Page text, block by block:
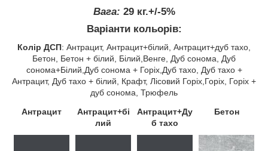
Вага: 29 кг.+/-5%
Варіанти кольорів:
Колір ДСП: Антрацит, Антрацит+білий, Антрацит+дуб тахо,
Бетон, Бетон + білий, Білий,Венге, Дуб сонома, Дуб
сонома+Білий,Дуб сонома + Горіх,Дуб тахо, Дуб тахо +
Антрацит, Дуб тахо + білий, Крафт, Лісовий Горіх,Горіх, Горіх +
дуб сонома, Трюфель
Антрацит
Антрацит+бі
лий
Антрацит+Ду
б тахо
Бетон